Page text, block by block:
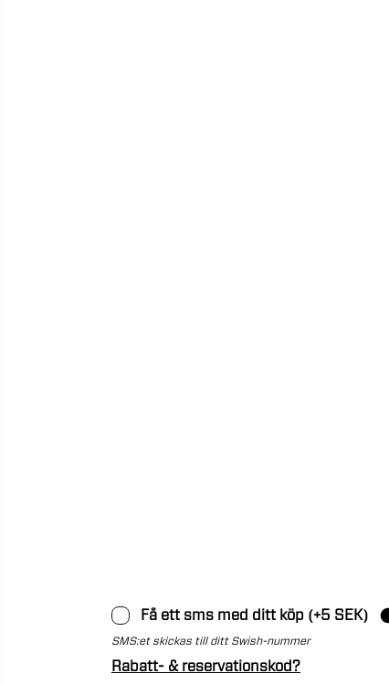
Få ett sms med ditt köp (+5 SEK)
SMS:et skickas till ditt Swish-nummer
Rabatt- & reservationskod?